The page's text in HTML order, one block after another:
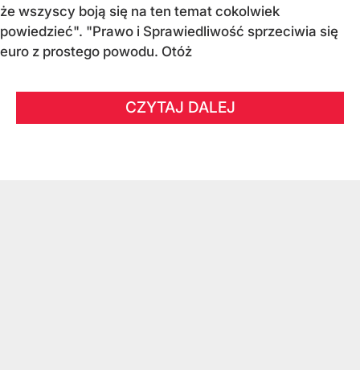
że wszyscy boją się na ten temat cokolwiek
powiedzieć". "Prawo i Sprawiedliwość sprzeciwia się
euro z prostego powodu. Otóż
CZYTAJ DALEJ